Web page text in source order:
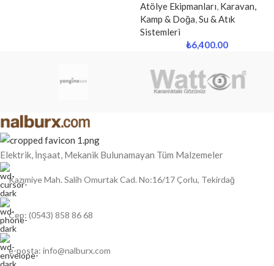
Atölye Ekipmanları, Karavan,
Kamp & Doğa,Su & Atık
Sistemleri
₺6,400.00
Elektrik, İnşaat, Mekanik Bulunamayan Tüm Malzemeler
Kazımiye Mah. Salih Omurtak Cad. No:16/17 Çorlu, Tekirdağ
Cep: (0543) 858 86 68
e-posta: info@nalburx.com